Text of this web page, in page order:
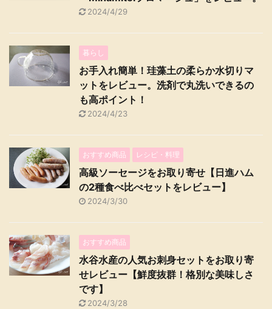
2024/4/29
暮らし
お手入れ簡単！珪藻土の柔らか水切りマ
ットをレビュー。洗剤で丸洗いできるの
も高ポイント！
2024/4/23
おすすめ商品 レシピ・料理
高級ソーセージをお取り寄せ【日進ハム
の2種食べ比べセットをレビュー】
2024/3/30
おすすめ商品
水谷水産の人気お刺身セットをお取り寄
せレビュー【鮮度抜群！格別な美味しさ
です】
2024/3/28